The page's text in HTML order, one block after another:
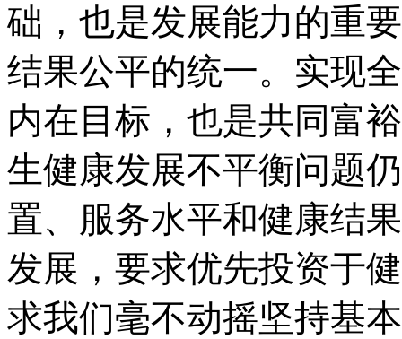
础，也是发展能力的重
结果公平的统一。实现
内在目标，也是共同富
生健康发展不平衡问题
置、服务水平和健康结
发展，要求优先投资于
求我们毫不动摇坚持基